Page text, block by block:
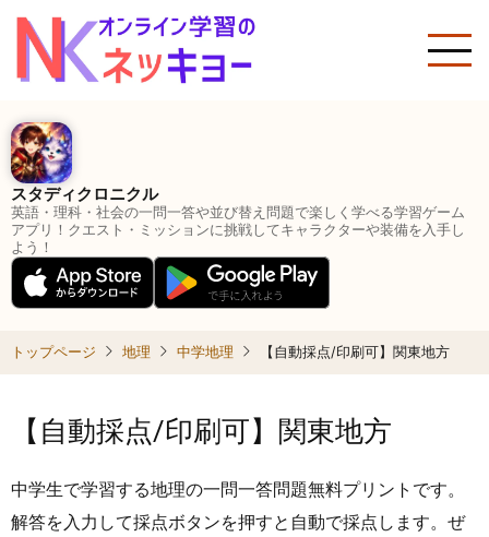
メ
ン
テ
ン
ツ
に
移
スタディクロニクル
英語・理科・社会の一問一答や並び替え問題で楽しく学べる学習ゲーム
アプリ！クエスト・ミッションに挑戦してキャラクターや装備を入手し
よう！
トップページ 地理 中学地理 【自動採点/印刷可】関東地方
【自動採点/印刷可】関東地方
中学生で学習する地理の一問一答問題無料プリントです。
解答を入力して採点ボタンを押すと自動で採点します。ぜ